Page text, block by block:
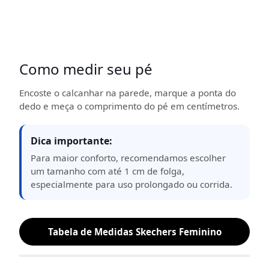
Como medir seu pé
Encoste o calcanhar na parede, marque a ponta do
dedo e meça o comprimento do pé em centímetros.
Dica importante:
Para maior conforto, recomendamos escolher
um tamanho com até 1 cm de folga,
especialmente para uso prolongado ou corrida.
Tabela de Medidas Skechers Feminino